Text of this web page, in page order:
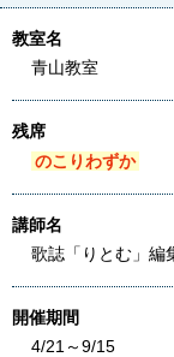
教室名
青山教室
残席
のこりわずか
講師名
歌誌「りとむ」編
開催期間
4/21～9/15